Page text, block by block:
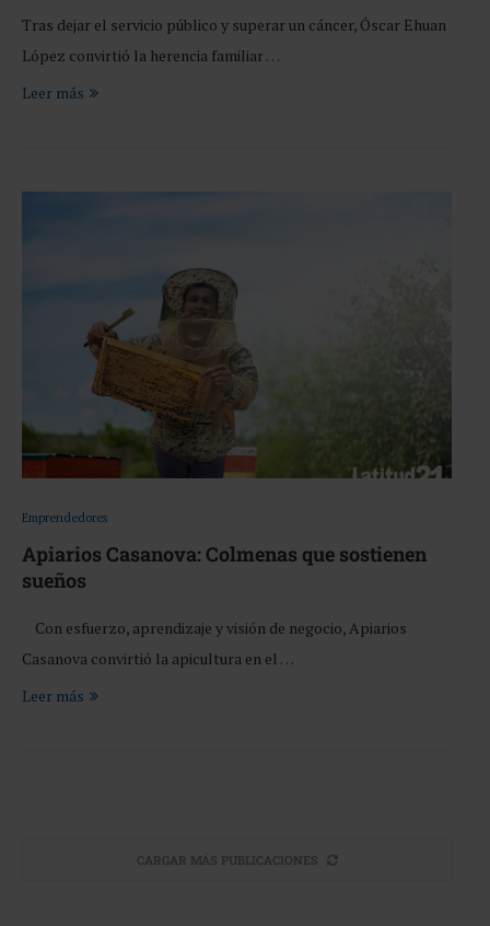
Tras dejar el servicio público y superar un cáncer, Óscar Ehuan
López convirtió la herencia familiar …
Leer más
Emprendedores
Apiarios Casanova: Colmenas que sostienen
sueños
Con esfuerzo, aprendizaje y visión de negocio, Apiarios
Casanova convirtió la apicultura en el …
Leer más
CARGAR MÁS PUBLICACIONES